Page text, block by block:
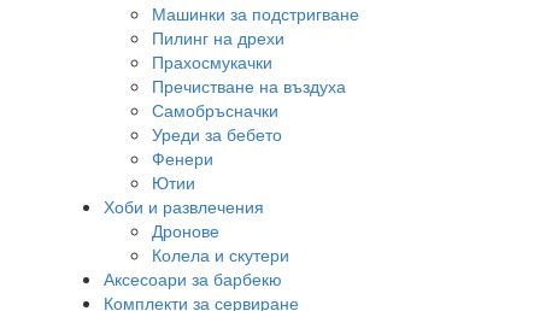
Машинки за подстригване
Пилинг на дрехи
Прахосмукачки
Пречистване на въздуха
Самобръсначки
Уреди за бебето
Фенери
Ютии
Хоби и развлечения
Дронове
Колела и скутери
Аксесоари за барбекю
Комплекти за сервиране